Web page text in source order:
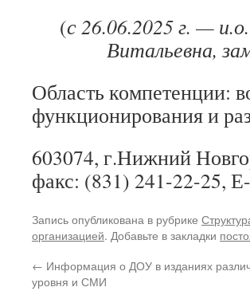
(с 26.06.2025 г. —
Витальевна,
Область компетенции:
функционирования и
603074, г.Нижний
факс: (831) 241-22-25,
Запись опубликована в рубрике
организацией. Добавьте в закладки
← Информация о ДОУ в изданиях
уровня и СМИ